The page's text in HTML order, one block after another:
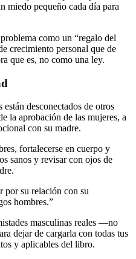
miedo pequeño cada día para
como un “regalo del
crecimiento personal que de
que es, no como una ley.
desconectados de otros
la aprobación de las mujeres, a
con su madre.
fortalecerse en cuerpo y
sanos y revisar con ojos de
por su relación con su
hombres.”
masculinas reales —no
dejar de cargarla con todas tus
y aplicables del libro.